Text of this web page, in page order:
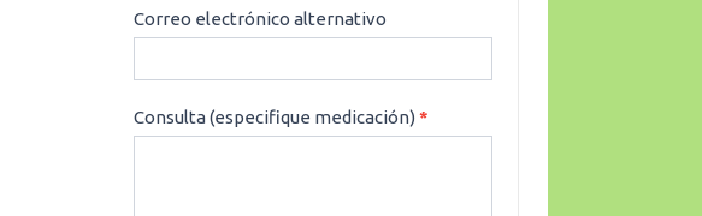
Correo electrónico alternativo
Consulta (especifique medicación)*